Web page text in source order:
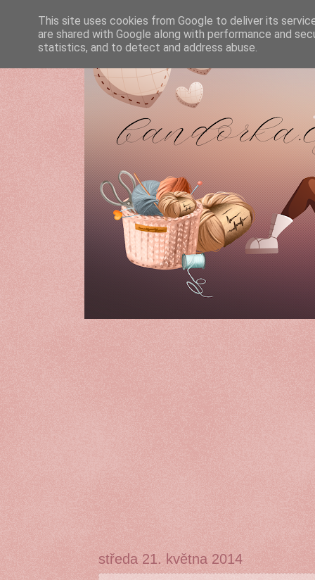
středa 21. května 2014
This site uses cookies from Google to deliver its
are shared with Google along with performance and
statistics, and to detect and address abuse.